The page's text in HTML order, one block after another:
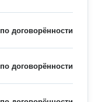
по договорённости
по договорённости